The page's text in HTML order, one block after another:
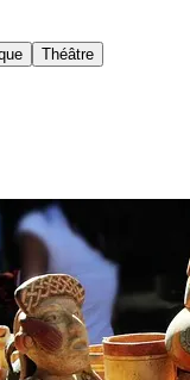
Théâtre